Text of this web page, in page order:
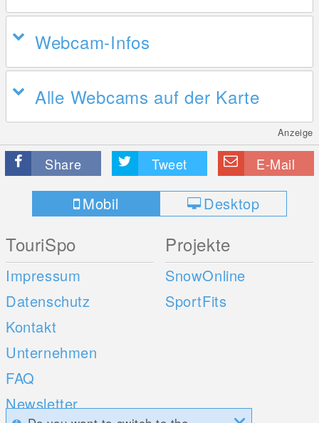
Webcam-Infos
Alle Webcams auf der Karte
Anzeige
Share Tweet E-Mail
Mobil Desktop
TouriSpo
Impressum
Datenschutz
Kontakt
Unternehmen
FAQ
Newsletter
Projekte
SnowOnline
SportFits